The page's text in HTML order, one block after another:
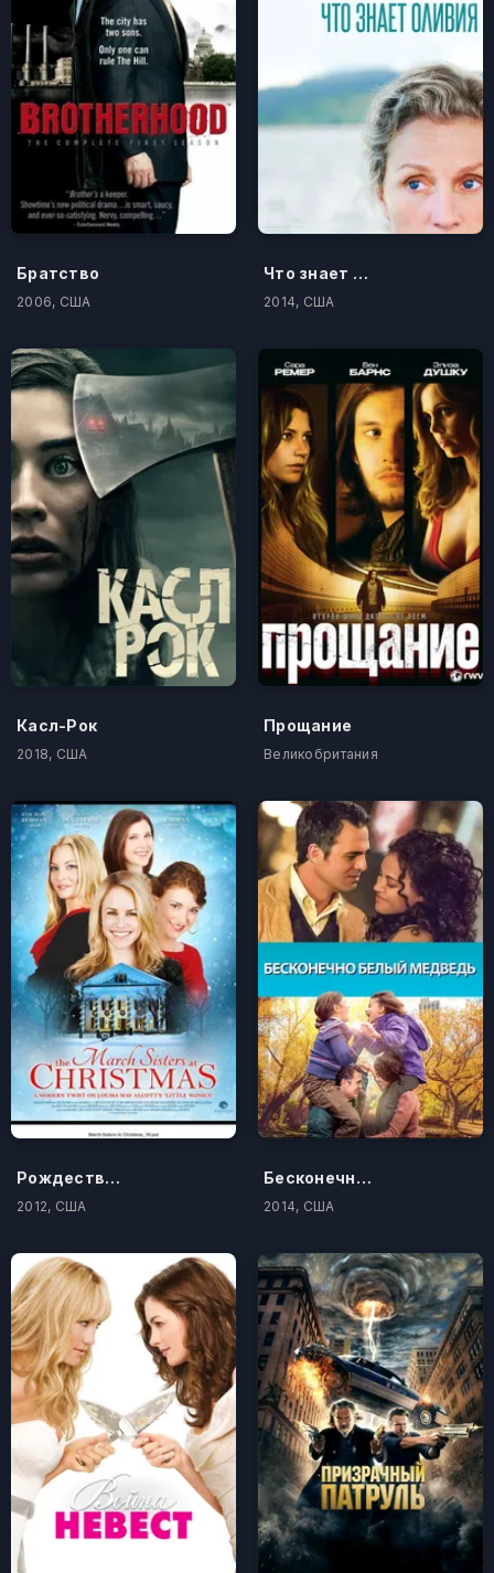
Братство
2006, США
Что знает Оливия?
2014, США
Касл-Рок
2018, США
Прощание
Великобритания
Рождество сестёр Марч
2012, США
Бесконечно белый медведь
2014, США